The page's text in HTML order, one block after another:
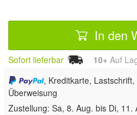
In den
Sofort lieferbar 10+ Auf
, Kreditkarte,
Überweisung
Zustellung: Sa, 8. Aug. bis Di, 11.